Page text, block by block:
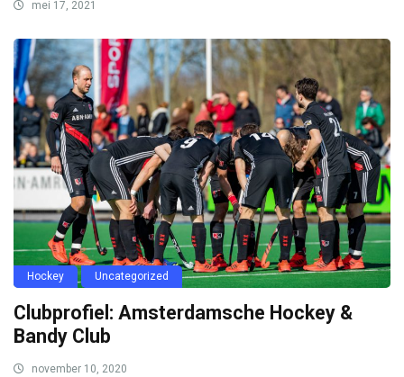
Hockey Uncategorized
Clubprofiel: Amsterdamsche Hockey &
Bandy Club
november 10, 2020
Recente berichten